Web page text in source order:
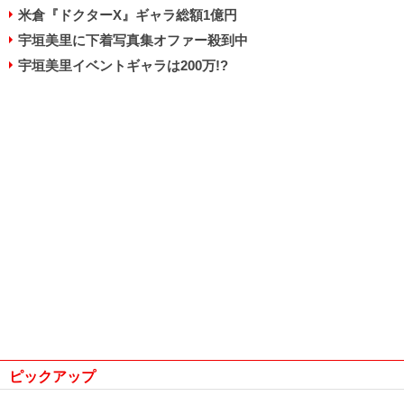
米倉『ドクターX』ギャラ総額1億円
宇垣美里に下着写真集オファー殺到中
宇垣美里イベントギャラは200万!?
ピックアップ